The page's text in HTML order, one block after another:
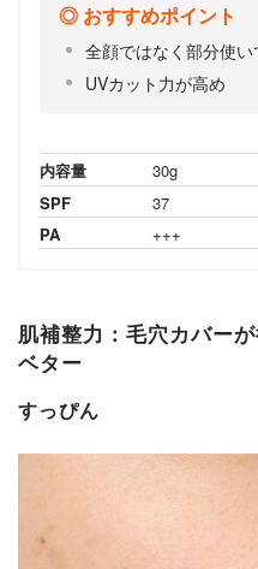
おすすめポイント
全顔ではなく部分使
UVカット力が高め
内容量
30g
SPF
37
PA
+++
肌補整力：毛穴カバー
ベター
すっぴん